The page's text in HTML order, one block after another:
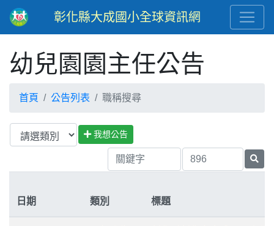
彰化縣大成國小全球資訊網
幼兒園園主任公告
首頁 公告列表 職稱搜尋
我想公告
日期 類別 標題